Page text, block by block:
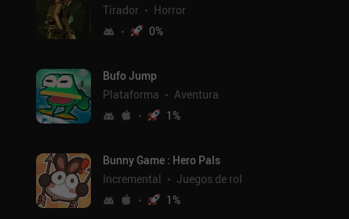
Tirador
Horror
0%
Bufo Jump
Plataforma
Aventura
1%
Bunny Game : Hero Pals
Incremental
Juegos de rol
1%